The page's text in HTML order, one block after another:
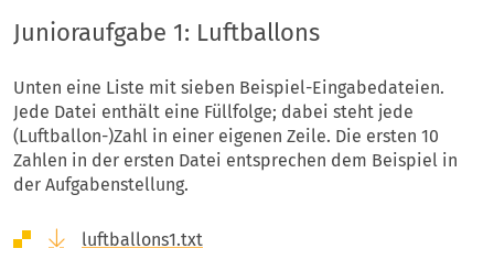
Junioraufgabe 1: Luftballons
Unten eine Liste mit sieben Beispiel-Eingabedateien.
Jede Datei enthält eine Füllfolge; dabei steht jede
(Luftballon-)Zahl in einer eigenen Zeile. Die ersten 10
Zahlen in der ersten Datei entsprechen dem Beispiel in
der Aufgabenstellung.
luftballons1.txt